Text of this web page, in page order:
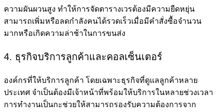
ความผันผวนสูง ทำให้การจัดตารางเวรต้องมีความยืดหยุ่น
สามารถเพิ่มหรือลดกำลังคนได้รวดเร็วเมื่อมีคำสั่งซื้อจำนวน
มากหรือเกิดความล่าช้าในการขนส่ง
4. ธุรกิจบริการลูกค้าและคอลเซ็นเตอร์
องค์กรที่ให้บริการลูกค้า โดยเฉพาะธุรกิจที่ดูแลลูกค้าหลาย
ประเทศ จำเป็นต้องมีเจ้าหน้าที่พร้อมให้บริการในหลายช่วงเวลา
การทำงานเป็นกะช่วยให้สามารถรองรับความต้องการจาก